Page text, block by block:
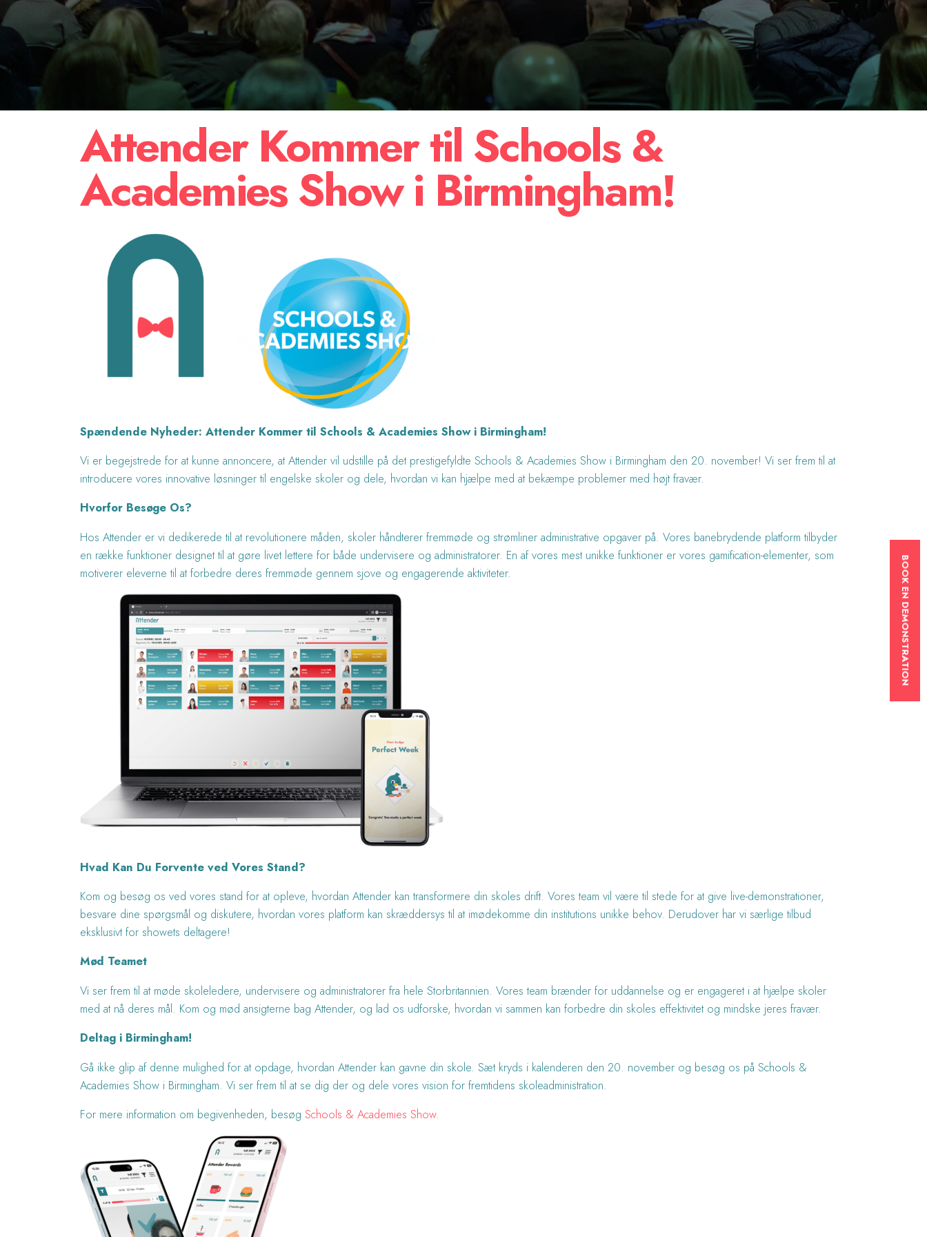
Attender Kommer til Schools &
Academies Show i Birmingham!
Spændende Nyheder: Attender Kommer til Schools & Academies Show i Birmingham!
Vi er begejstrede for at kunne annoncere, at Attender vil udstille på det prestigefyldte Schools & Academies Show i Birmingham den 20. november! Vi ser frem til at
introducere vores innovative løsninger til engelske skoler og dele, hvordan vi kan hjælpe med at bekæmpe problemer med højt fravær.
Hvorfor Besøge Os?
Hos Attender er vi dedikerede til at revolutionere måden, skoler håndterer fremmøde og strømliner administrative opgaver på. Vores banebrydende platform tilbyder
en række funktioner designet til at gøre livet lettere for både undervisere og administratorer. En af vores mest unikke funktioner er vores gamification-elementer, som
motiverer eleverne til at forbedre deres fremmøde gennem sjove og engagerende aktiviteter.
Hvad Kan Du Forvente ved Vores Stand?
Kom og besøg os ved vores stand for at opleve, hvordan Attender kan transformere din skoles drift. Vores team vil være til stede for at give live-demonstrationer,
besvare dine spørgsmål og diskutere, hvordan vores platform kan skræddersys til at imødekomme din institutions unikke behov. Derudover har vi særlige tilbud
eksklusivt for showets deltagere!
Mød Teamet
Vi ser frem til at møde skoleledere, undervisere og administratorer fra hele Storbritannien. Vores team brænder for uddannelse og er engageret i at hjælpe skoler
med at nå deres mål. Kom og mød ansigterne bag Attender, og lad os udforske, hvordan vi sammen kan forbedre din skoles effektivitet og mindske jeres fravær.
Deltag i Birmingham!
Gå ikke glip af denne mulighed for at opdage, hvordan Attender kan gavne din skole. Sæt kryds i kalenderen den 20. november og besøg os på Schools &
Academies Show i Birmingham. Vi ser frem til at se dig der og dele vores vision for fremtidens skoleadministration.
For mere information om begivenheden, besøg Schools & Academies Show.
BOOK EN DEMONSTRATION